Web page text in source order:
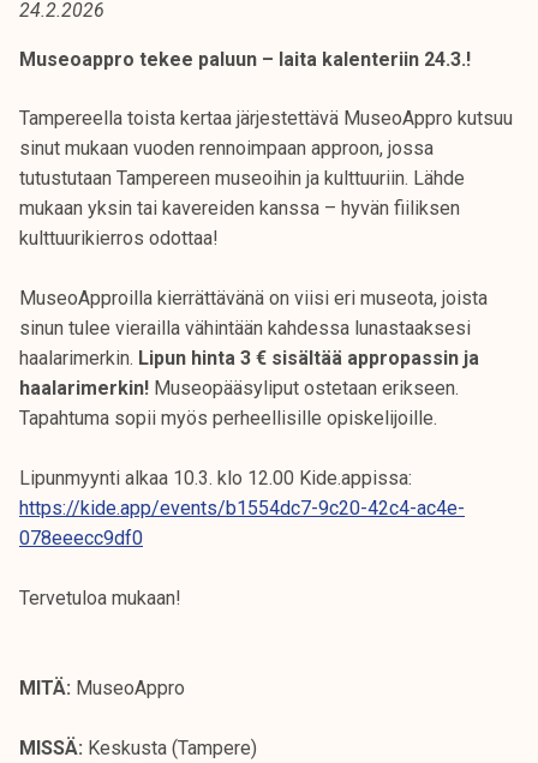
t
i
o
k
a
o
l
u
n
p
i
s
e
j
k
24.2.2026
Museoappro tekee paluun – laita kalenteriin 24.3.!
Tampereella toista kertaa järjestettävä MuseoAppro kutsuu
sinut mukaan vuoden rennoimpaan approon, jossa
tutustutaan Tampereen museoihin ja kulttuuriin. Lähde
mukaan yksin tai kavereiden kanssa – hyvän fiiliksen
kulttuurikierros odottaa!
MuseoApproilla kierrättävänä on viisi eri museota, joista
sinun tulee vierailla vähintään kahdessa lunastaaksesi
haalarimerkin. Lipun hinta 3 € sisältää appropassin ja
haalarimerkin! Museopääsyliput ostetaan erikseen.
Tapahtuma sopii myös perheellisille opiskelijoille.
Lipunmyynti alkaa 10.3. klo 12.00 Kide.appissa:
https://kide.app/events/b1554dc7-9c20-42c4-ac4e-
078eeecc9df0
Tervetuloa mukaan!
MITÄ: MuseoAppro
MISSÄ: Keskusta (Tampere)